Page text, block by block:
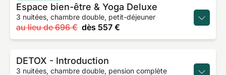
Espace bien-être & Yoga Deluxe
3 nuitées, chambre double, petit-déjeuner
au lieu de 696 € dès 557 €
DETOX - Introduction
3 nuitées, chambre double, pension complète